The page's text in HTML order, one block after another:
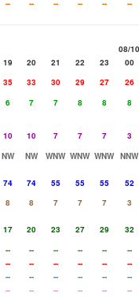
-- -- -- -- -- --
08/10
19 20 21 22 23
00
35 33 30 29 27
26
6 7 7 8 8
8
10 10 7 7 7
3
NW NW WNW WNW WNW NNW
74 74 55 55 55
52
8 8 7 7 7
3
17 20 23 27 29
32
-- -- -- -- --
--
-- -- -- -- --
--
-- -- -- -- --
--
-- -- -- -- --
--